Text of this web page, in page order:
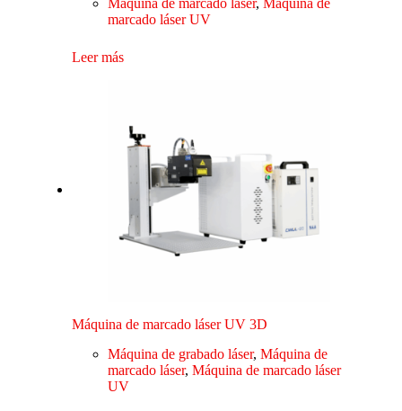
marcado láser UV
Leer más
Máquina de marcado láser UV 3D
Máquina de grabado láser,Máquina de
marcado láser,Máquina de marcado láser
UV